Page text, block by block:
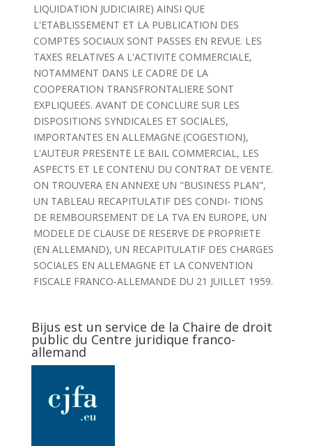
LIQUIDATION JUDICIAIRE) AINSI QUE
L'ETABLISSEMENT ET LA PUBLICATION DES
COMPTES SOCIAUX SONT PASSES EN REVUE. LES
TAXES RELATIVES A L'ACTIVITE COMMERCIALE,
NOTAMMENT DANS LE CADRE DE LA
COOPERATION TRANSFRONTALIERE SONT
EXPLIQUEES. AVANT DE CONCLURE SUR LES
DISPOSITIONS SYNDICALES ET SOCIALES,
IMPORTANTES EN ALLEMAGNE (COGESTION),
L'AUTEUR PRESENTE LE BAIL COMMERCIAL, LES
ASPECTS ET LE CONTENU DU CONTRAT DE VENTE.
ON TROUVERA EN ANNEXE UN "BUSINESS PLAN",
UN TABLEAU RECAPITULATIF DES CONDI- TIONS
DE REMBOURSEMENT DE LA TVA EN EUROPE, UN
MODELE DE CLAUSE DE RESERVE DE PROPRIETE
(EN ALLEMAND), UN RECAPITULATIF DES CHARGES
SOCIALES EN ALLEMAGNE ET LA CONVENTION
FISCALE FRANCO-ALLEMANDE DU 21 JUILLET 1959.
Bijus est un service de la Chaire de droit
public du Centre juridique franco-
allemand